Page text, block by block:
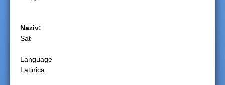
e
e
Naziv:
Sat
Language
Latinica